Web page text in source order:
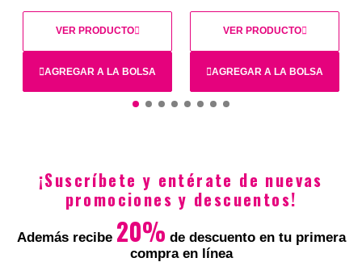
AGREGAR A LA BOLSA
VER PRODUCTO
$21.900
AGREGAR A LA BOLSA
VER PRODUCTO
$44.900
¡Suscríbete y entérate de nuevas
promociones y descuentos!
Además recibe 20% de descuento en tu primera
compra en línea